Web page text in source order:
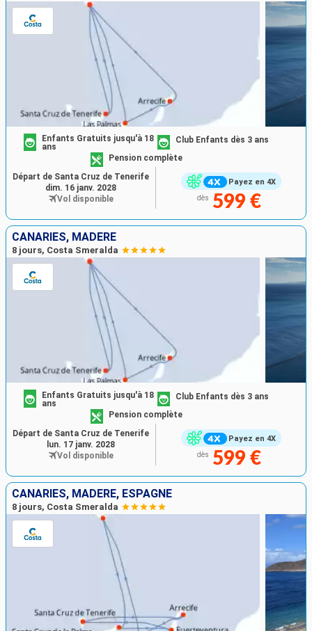
Payez en 4X
Enfants Gratuits jusqu'à 18
ans
Club Enfants dès 3 ans
Pension complète
dès 599 €
Départ de Santa Cruz de Tenerife
dim. 16 janv. 2028
Vol disponible
CANARIES, MADÈRE
8 jours, Costa Smeralda
Payez en 4X
Enfants Gratuits jusqu'à 18
ans
Club Enfants dès 3 ans
Pension complète
dès 599 €
Départ de Santa Cruz de Tenerife
lun. 17 janv. 2028
Vol disponible
CANARIES, MADÈRE, ESPAGNE
8 jours, Costa Smeralda